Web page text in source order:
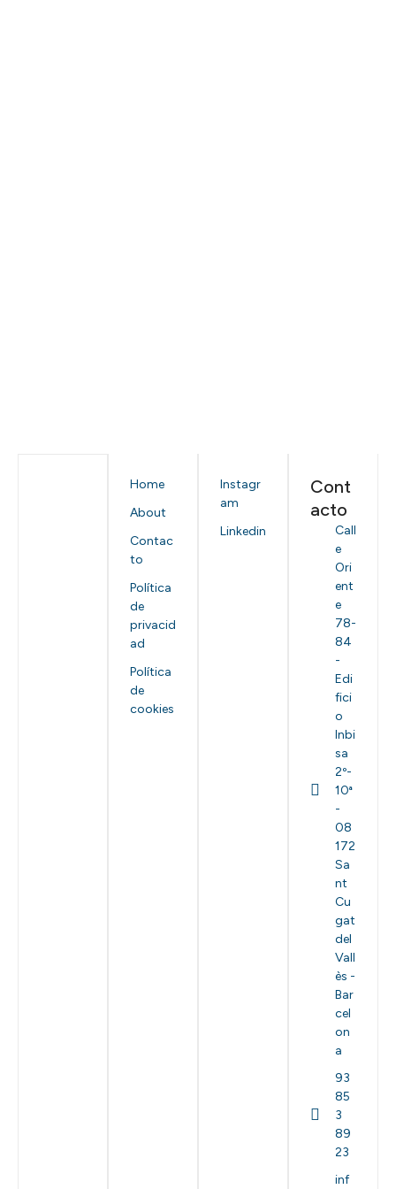
Home
About
Contac
to
Política
de
privacid
ad
Política
de
cookies
Instagr
am
Linkedin
Cont
acto
Call
e
Ori
ent
e
78-
84
-
Edi
fici
o
Inbi
sa
2º-
10ª
-
08
172
Sa
nt
Cu
gat
del
Vall
ès -
Bar
cel
on
a
93
85
3
89
23
inf